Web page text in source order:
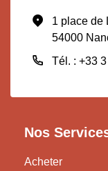
1 place de
54000
Tél. : +33
Nos
Acheter